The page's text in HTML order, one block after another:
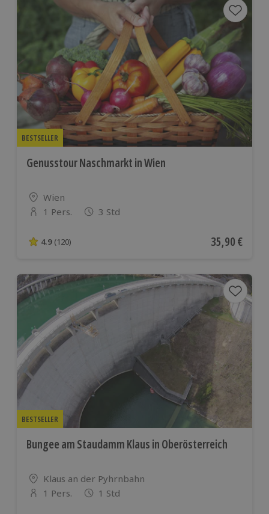
BESTSELLER
Genusstour Naschmarkt in Wien
Standort
Wien
Anzahl der Teilnehmer
1 Pers. 3 Std
4.9 von 5 Sternen basierend auf 120 Bewertungen
4.9 (120) Aktueller
35,90 €
BESTSELLER
Bungee am Staudamm Klaus in Oberösterreich
Standort
Klaus an der Pyhrnbahn
Anzahl der Teilnehmer
1 Pers. 1 Std